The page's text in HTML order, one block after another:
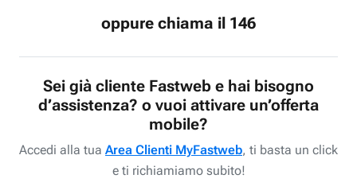
oppure chiama il 146
Sei già cliente Fastweb e hai bisogno
d’assistenza? o vuoi attivare un’offerta
mobile?
Accedi alla tua Area Clienti MyFastweb, ti basta un click
e ti richiamiamo subito!